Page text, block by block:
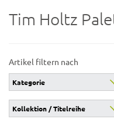
Tim Holtz
Artikel filtern nach
Kategorie
Kollektion / Titelreihe